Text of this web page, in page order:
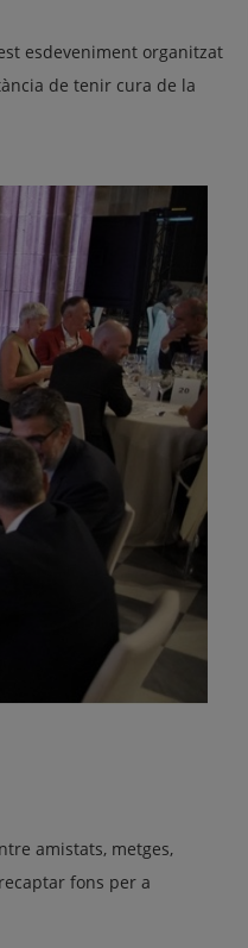
esdeveniment organitzat
de tenir cura de la
amistats, metges,
fons per a